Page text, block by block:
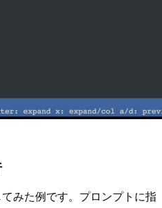
みた例です。プロンプトに指